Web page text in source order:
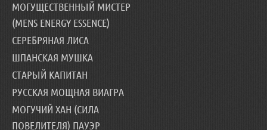
МОГУЩЕСТВЕННЫЙ МИСТЕР
(MENS ENERGY ESSENCE)
СЕРЕБРЯНАЯ ЛИСА
ШПАНСКАЯ МУШКА
СТАРЫЙ КАПИТАН
РУССКАЯ МОЩНАЯ ВИАГРА
МОГУЧИЙ ХАН (СИЛА
ПОВЕЛИТЕЛЯ) ПАУЭР